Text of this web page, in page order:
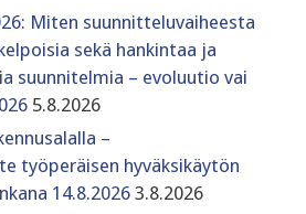
Miten suunnitteluvaiheesta
sekä hankintaa ja
suunnitelmia – evoluutio vai
5.8.2026
–
työperäisen hyväksikäytön
14.8.2026 3.8.2026